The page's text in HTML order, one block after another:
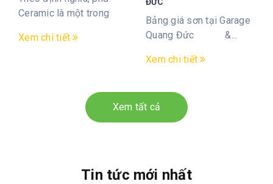
Ceramic là một trong
bảo vệ tối ưu ...
Xem chi tiết
Bảng giá sơn tại Garage
Quang Đức &...
Xem chi tiết
Xem tất cả
Tin tức mới nhất